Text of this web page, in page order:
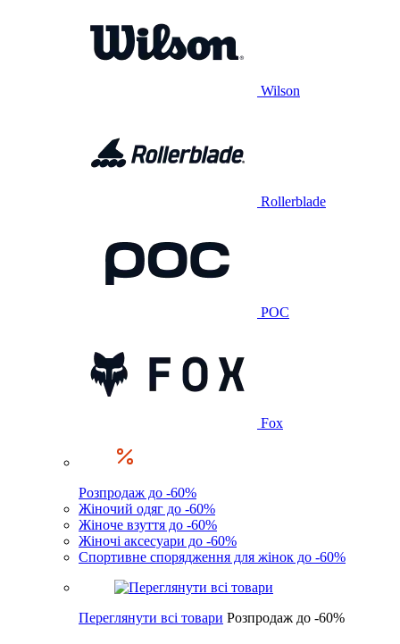
Wilson
Rollerblade
POC
Fox
Розпродаж до -60%
Жіночий одяг до -60%
Жіноче взуття до -60%
Жіночі аксесуари до -60%
Спортивне спорядження для жінок до -60%
Переглянути всі товари Розпродаж до -60%